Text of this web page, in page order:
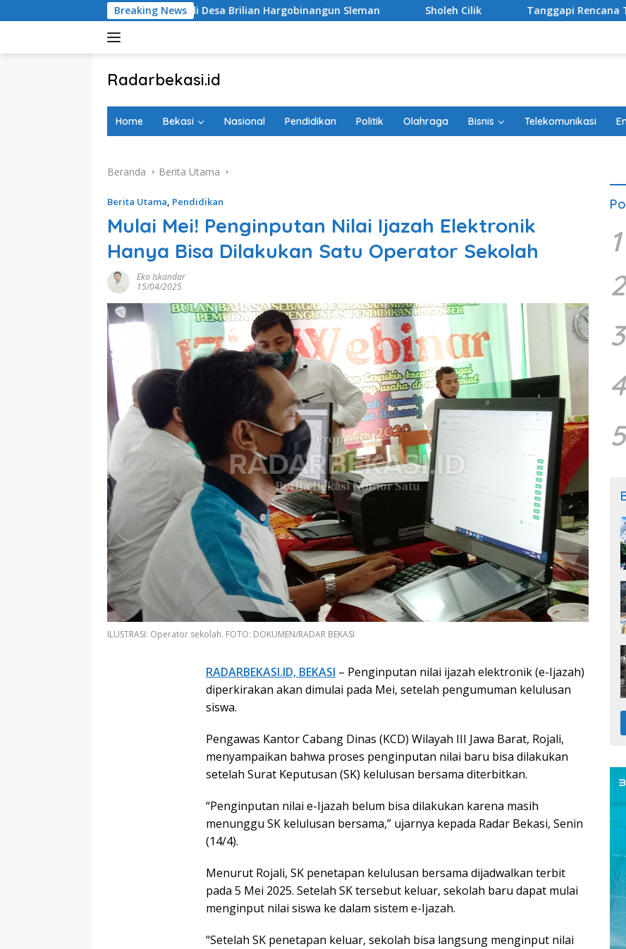
ke
Breaking News
Matahari di Desa Brilian Hargobinangun Sleman Sholeh Cilik Tanggapi Rencana Tugu Peringatan,
Radarbekasi.id
Bekasi
Home Bekasi Nasional Pendidikan Politik Olahraga Bisnis Telekomunikasi
Beranda Berita Utama
Berita Utama, Pendidikan
Mulai Mei! Penginputan Nilai Ijazah Elektronik
Hanya Bisa Dilakukan Satu Operator Sekolah
Eko Iskandar
15/04/2025
ILUSTRASI: Operator sekolah. FOTO: DOKUMEN/RADAR BEKASI
RADARBEKASI.ID, BEKASI – Penginputan nilai ijazah elektronik (e-Ijazah)
diperkirakan akan dimulai pada Mei, setelah pengumuman kelulusan
siswa.
Pengawas Kantor Cabang Dinas (KCD) Wilayah III Jawa Barat, Rojali,
menyampaikan bahwa proses penginputan nilai baru bisa dilakukan
setelah Surat Keputusan (SK) kelulusan bersama diterbitkan.
“Penginputan nilai e-Ijazah belum bisa dilakukan karena masih
menunggu SK kelulusan bersama,” ujarnya kepada Radar Bekasi, Senin
(14/4).
Menurut Rojali, SK penetapan kelulusan bersama dijadwalkan terbit
pada 5 Mei 2025. Setelah SK tersebut keluar, sekolah baru dapat mulai
menginput nilai siswa ke dalam sistem e-Ijazah.
“Setelah SK penetapan keluar, sekolah bisa langsung menginput nilai
1
2
3
4
5